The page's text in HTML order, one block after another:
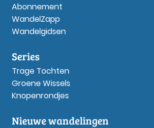
Abonnement
WandelZapp
Wandelgidsen
Series
Trage Tochten
Groene Wissels
Knopenrondjes
Nieuwe wandelingen